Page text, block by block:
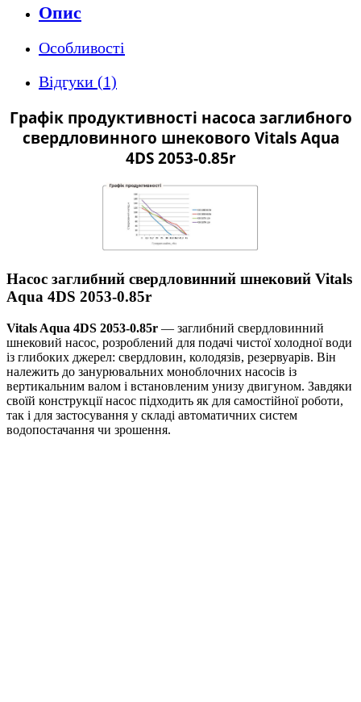
Опис
Особливості
Відгуки (1)
Графік продуктивності насоса заглибного
свердловинного шнекового Vitals Aqua
4DS 2053-0.85r
Насос заглибний свердловинний шнековий Vitals
Aqua 4DS 2053-0.85r
Vitals Aqua 4DS 2053-0.85r — заглибний свердловинний
шнековий насос, розроблений для подачі чистої холодної води
із глибоких джерел: свердловин, колодязів, резервуарів. Він
належить до занурювальних моноблочних насосів із
вертикальним валом і встановленим унизу двигуном. Завдяки
своїй конструкції насос підходить як для самостійної роботи,
так і для застосування у складі автоматичних систем
водопостачання чи зрошення.